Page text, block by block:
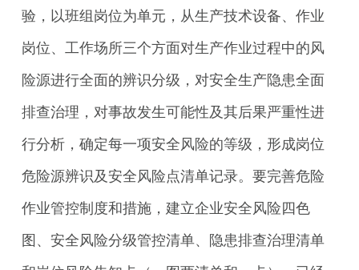
验，以班组岗位为单元，从生产技术设备、作业
岗位、工作场所三个方面对生产作业过程中的风
险源进行全面的辨识分级，对安全生产隐患全面
排查治理，对事故发生可能性及其后果严重性进
行分析，确定每一项安全风险的等级，形成岗位
危险源辨识及安全风险点清单记录。要完善危险
作业管控制度和措施，建立企业安全风险四色
图、安全风险分级管控清单、隐患排查治理清单